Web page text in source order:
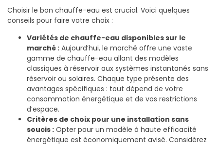
Choisir le bon chauffe-eau est crucial. Voici quelques
conseils pour faire votre choix :
Variétés de chauffe-eau disponibles sur le
marché : Aujourd’hui, le marché offre une vaste
gamme de chauffe-eau allant des modèles
classiques à réservoir aux systèmes instantanés sans
réservoir ou solaires. Chaque type présente des
avantages spécifiques : tout dépend de votre
consommation énergétique et de vos restrictions
d’espace.
Critères de choix pour une installation sans
soucis : Opter pour un modèle à haute efficacité
énergétique est économiquement avisé. Considérez